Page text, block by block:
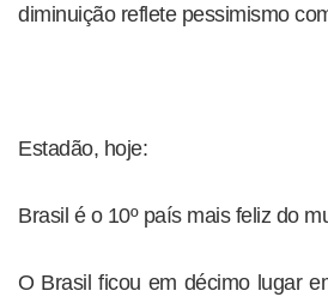
diminuição reflete pessimismo
Estadão, hoje:
Brasil é o 10º país mais feliz do
O Brasil ficou em décimo lugar